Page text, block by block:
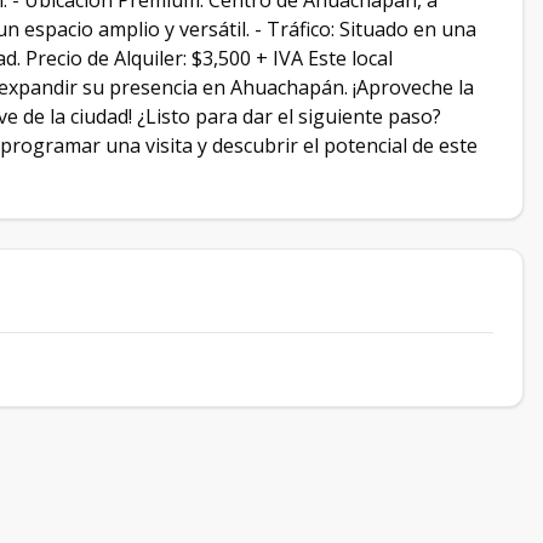
espacio amplio y versátil. - Tráfico: Situado en una
Precio de Alquiler: $3,500 + IVA Este local
su presencia en Ahuachapán. ¡Aproveche la
de la ciudad! ¿Listo para dar el siguiente paso?
una visita y descubrir el potencial de este